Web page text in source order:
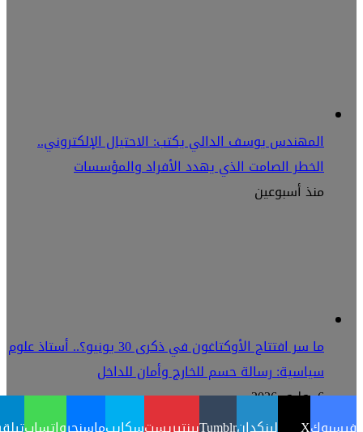
المهندس يوسف الدالي يكتب: الاحتيال الإلكتروني..
الخطر الصامت الذي يهدد الأفراد والمؤسسات
منذ أسبوعين
ما سر افتتاح الأوكتاغون في ذكرى 30 يونيو؟.. أستاذ علوم
سياسية: رسالة حسم للخارج وأمان للداخل
6 يوليو، 2026